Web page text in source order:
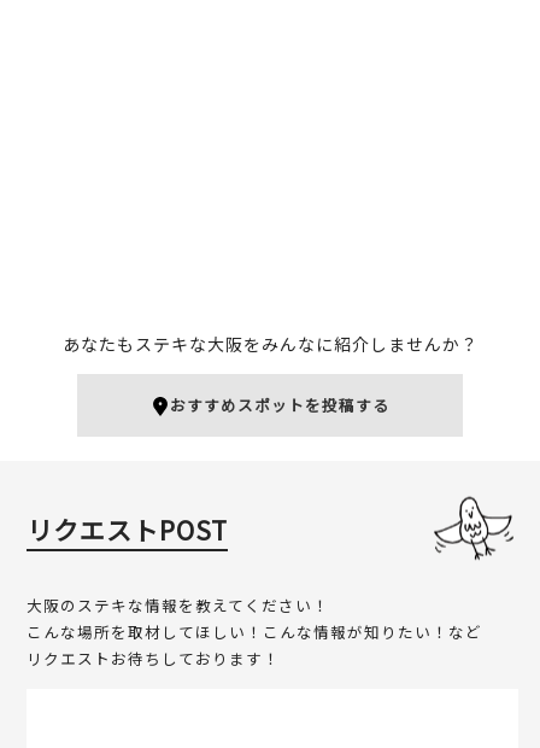
Sableya
大阪土産
御座候 大阪駅店
スイーツ
あなたもステキな大阪をみんなに紹介しませんか？
おすすめスポットを投稿する
リクエストPOST
大阪のステキな情報を教えてください！
こんな場所を取材してほしい！こんな情報が知りたい！など
リクエストお待ちしております！